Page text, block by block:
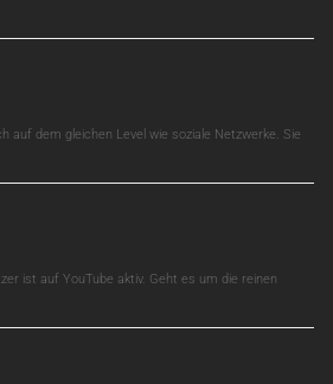
auf dem gleichen Level wie soziale Netzwerke. Sie
ist auf YouTube aktiv. Geht es um die reinen